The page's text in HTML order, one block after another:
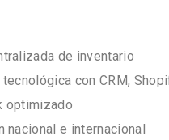
de inventario
con CRM,
optimizado
nacional e internacional